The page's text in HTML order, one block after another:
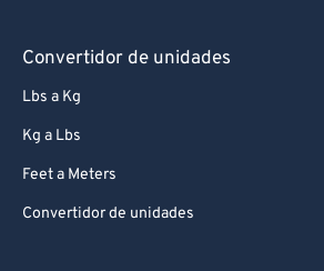
Convertidor de unidades
Lbs a Kg
Kg a Lbs
Feet a Meters
Convertidor de unidades